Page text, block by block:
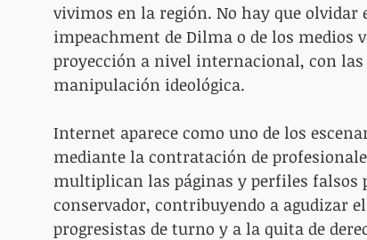
vivimos en la región. No hay que olvidar
impeachment de Dilma o de los medios
proyección a nivel internacional, con
manipulación ideológica.
Internet aparece como uno de los
mediante la contratación de
multiplican las páginas y perfiles falsos
conservador, contribuyendo a agudizar
progresistas de turno y a la quita de